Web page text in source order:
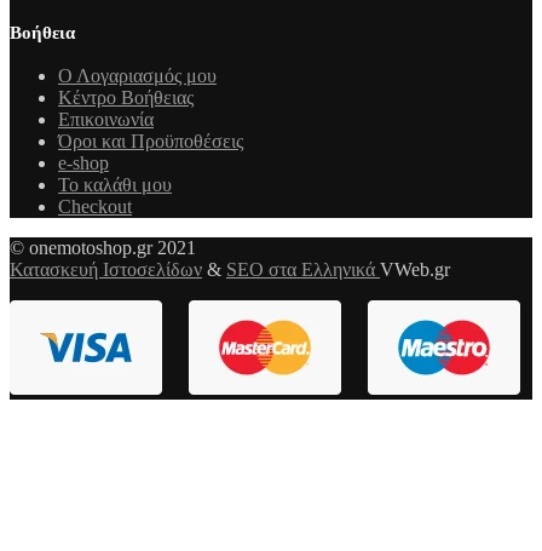
Βοήθεια
Ο Λογαριασμός μου
Κέντρο Βοήθειας
Επικοινωνία
Όροι και Προϋποθέσεις
e-shop
Το καλάθι μου
Checkout
© onemotoshop.gr 2021
Κατασκευή Ιστοσελίδων & SEO στα Ελληνικά VWeb.gr